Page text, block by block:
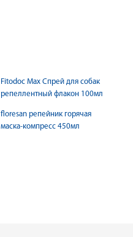
Fitodoc Max Спрей для собак
репеллентный флакон 100мл
floresan репейник горячая
маска-компресс 450мл